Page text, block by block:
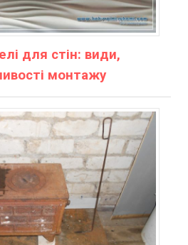
для стін: види,
монтажу